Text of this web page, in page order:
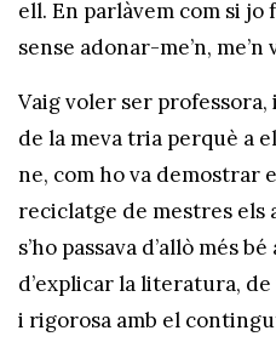
ell. En parlàvem com si jo
sense adonar-me’n,
Vaig voler ser
de la meva tria perquè a
ne, com ho va demostrar
reciclatge de mestres els
s’ho passava d’allò més
d’explicar la literatura,
i rigorosa amb el